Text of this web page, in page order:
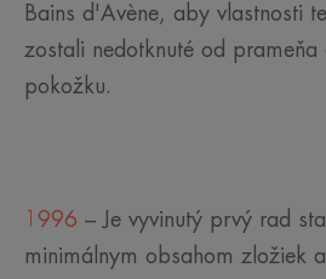
Bains d'Avène, aby vlastnosti
zostali nedotknuté od prameňa
pokožku.
1996 – Je vyvinutý prvý rad
minimálnym obsahom zložiek